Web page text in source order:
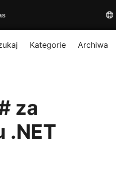
Kategorie Archiwa
za
.NET